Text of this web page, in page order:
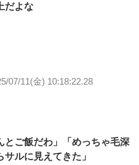
だよな
07/11(金) 10:18:22.28
とご飯だわ」「めっちゃ毛深
ルに見えてきた」